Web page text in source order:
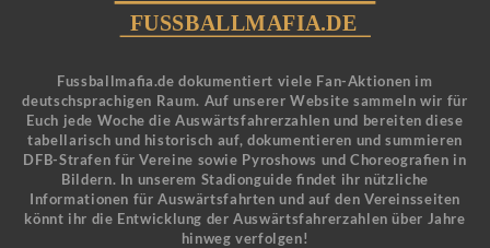
Fussballmafia.de dokumentiert viele Fan-Aktionen im
deutschsprachigen Raum. Auf unserer Website sammeln wir für
Euch jede Woche die Auswärtsfahrerzahlen und bereiten diese
tabellarisch und historisch auf, dokumentieren und summieren
DFB-Strafen für Vereine sowie Pyroshows und Choreografien in
Bildern. In unserem Stadionguide findet ihr nützliche
Informationen für Auswärtsfahrten und auf den Vereinsseiten
könnt ihr die Entwicklung der Auswärtsfahrerzahlen über Jahre
hinweg verfolgen!